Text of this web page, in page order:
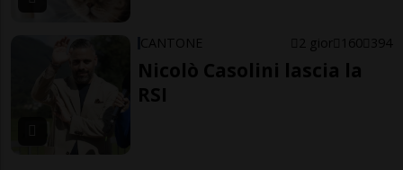
CANTONE 2 gior 160 394
Nicolò Casolini lascia la
RSI